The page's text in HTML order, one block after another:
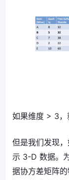
如果维度 > 3，
但是我们发现
示 3-D 数据。
据协方差矩阵